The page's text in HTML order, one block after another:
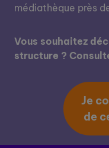
médiathèque près
Vous souhaitez
structure ?
Je
de